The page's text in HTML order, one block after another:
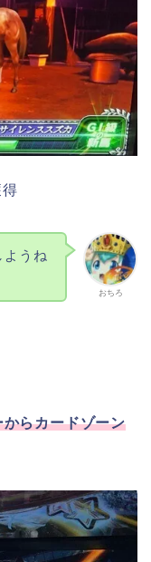
おちろ
ようね
からカードゾーン